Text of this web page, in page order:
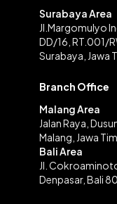
Surabaya Area
Jl.Margomulyo
DD/16, RT.001/
Surabaya, Jawa
Branch Office
Malang Area
Jalan Raya,
Malang, Jawa
Bali Area
Jl.
Denpasar, Bali